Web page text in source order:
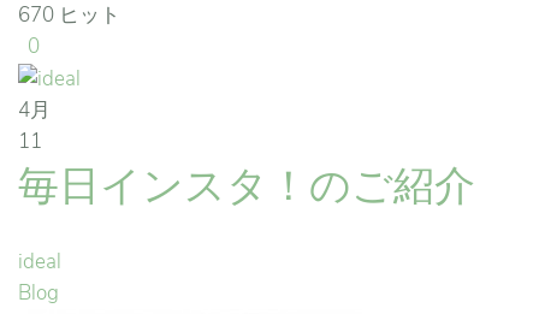
670 ヒット
0
4月
11
毎日インスタ！のご紹介
ideal
Blog